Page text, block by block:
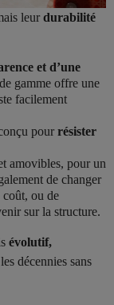
leur durabilité
et d’une
gamme offre une
facilement
pour résister
amovibles, pour un
de changer
coût, ou de
sur la structure.
évolutif,
décennies sans